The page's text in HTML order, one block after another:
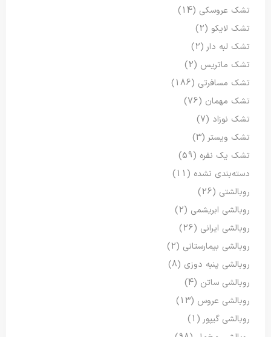
تشک عروسکی (14)
تشک لایکو (2)
تشک لبه دار (2)
تشک ماتریس (2)
تشک مسافرتی (186)
تشک مهمان (76)
تشک نوزاد (7)
تشک ویستر (3)
تشک یک نفره (59)
دسته‌بندی نشده (11)
روبالشتی (26)
روبالشی ابریشمی (2)
روبالشی ایرانی (26)
روبالشی بیمارستانی (2)
روبالشی پنبه دوزی (8)
روبالشی ساتن (4)
روبالشی عروس (13)
روبالشی گیپور (1)